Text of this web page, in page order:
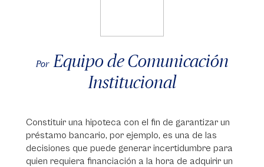
Por Equipo de Comunicación
Institucional
Constituir una hipoteca con el fin de garantizar un
préstamo bancario, por ejemplo, es una de las
decisiones que puede generar incertidumbre para
quien requiera financiación a la hora de adquirir un